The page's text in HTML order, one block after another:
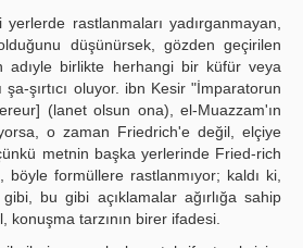
rastlanmaları yadırganmayan,
düşünürsek, gözden geçirilen
adıyle birlikte herhangi bir küfür veya
şa-şırtıcı oluyor. ibn Kesir "İmparatorun
(lanet olsun ona), el-Muazzam'ın
o zaman Friedrich'e değil, elçiye
metnin başka yerlerinde Fried-rich
böyle formüllere rastlanmıyor; kaldı ki,
bu gibi açıklamalar ağırlığa sahip
konuşma tarzının birer ifadesi.